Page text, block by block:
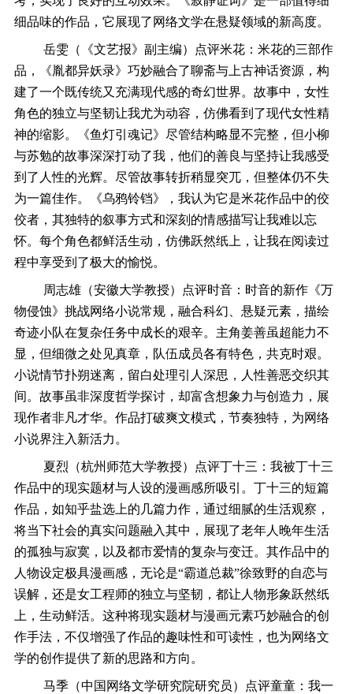
细品味的作品，它展现了网络文学在悬疑领域的新高度。
岳雯（《文艺报》副主编）点评米花：米花的三部作
品，《胤都异妖录》巧妙融合了聊斋与上古神话资源，构
建了一个既传统又充满现代感的奇幻世界。故事中，女性
角色的独立与坚韧让我尤为动容，仿佛看到了现代女性精
神的缩影。《鱼灯引魂记》 尽管结构略显不完整，但小柳
与苏勉的故事深深打动了我，他们的善良与坚持让我感受
到了人性的光辉。尽管故事转折稍显突兀，但整体仍不失
为一篇佳作。《乌鸦铃铛》，我认为它是米花作品中的佼
佼者，其独特的叙事方式和深刻的情感描写让我难以忘
怀。每个角色都鲜活生动，仿佛跃然纸上，让我在阅读过
程中享受到了极大的愉悦。
周志雄（安徽大学教授）点评时音：时音的新作《万
物侵蚀》挑战网络小说常规，融合科幻、悬疑元素，描绘
奇迹小队在复杂任务中成长的艰辛。主角姜善虽超能力不
显，但细微之处见真章，队伍成员各有特色，共克时艰。
小说情节扑朔迷离，留白处理引人深思，人性善恶交织其
间。故事虽非深度哲学探讨，却富含想象力与创造力，展
现作者非凡才华。作品打破爽文模式，节奏独特，为网络
小说界注入新活力。
夏烈（杭州师范大学教授）点评丁十三：我被丁十三
作品中的现实题材与人设的漫画感所吸引。丁十三的短篇
作品，如知乎盐选上的几篇力作，通过细腻的生活观察，
将当下社会的真实问题融入其中，展现了老年人晚年生活
的孤独与寂寞，以及都市爱情的复杂与变迁。其作品中的
人物设定极具漫画感，无论是“霸道总裁”徐致野的自恋与
误解，还是女工程师的独立与坚韧，都让人物形象跃然纸
上，生动鲜活。这种将现实题材与漫画元素巧妙融合的创
作手法，不仅增强了作品的趣味性和可读性，也为网络文
学的创作提供了新的思路和方向。
马季（中国网络文学研究院研究员）点评童童：我一